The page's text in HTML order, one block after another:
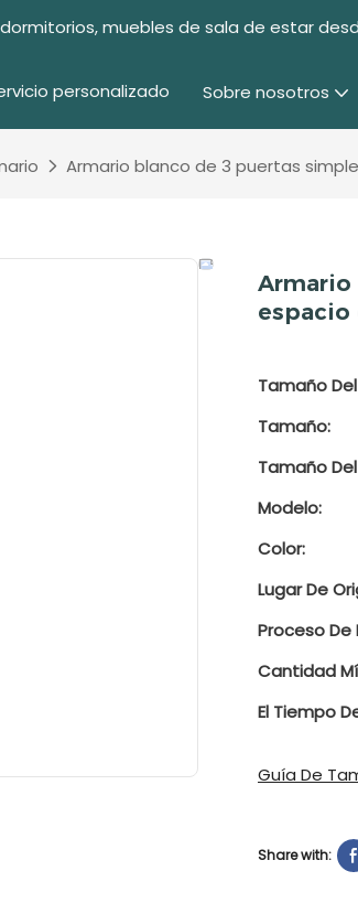
muebles de sala de estar
personalizado Sobre nosotros
Armario blanco de 3 puertas
Armario
espacio
Tamaño
Tamaño:
Tamaño
Modelo:
Color:
Lugar De
Proceso De
Cantidad
El Tiempo
Guía De
Share with: